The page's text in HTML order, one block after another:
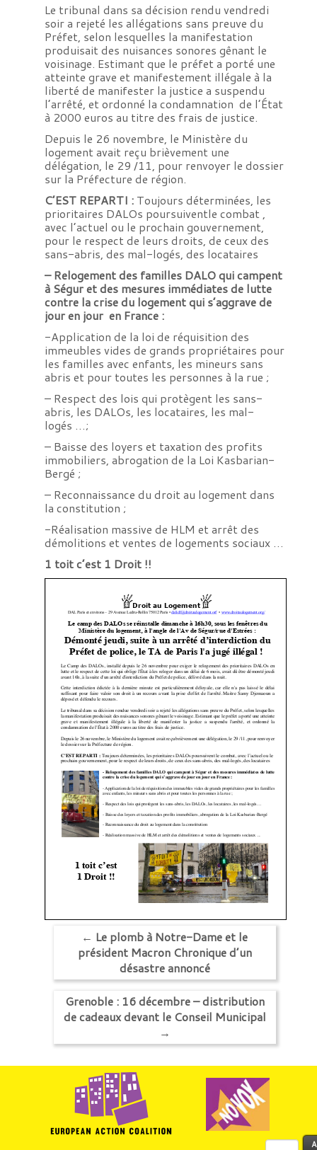
Le tribunal dans sa décision rendu vendredi
soir a rejeté les allégations sans preuve du
Préfet, selon lesquelles la manifestation
produisait des nuisances sonores gênant le
voisinage. Estimant que le préfet a porté une
atteinte grave et manifestement illégale à la
liberté de manifester la justice a suspendu
l’arrêté, et ordonné la condamnation de l’État
à 2000 euros au titre des frais de justice.
Depuis le 26 novembre, le Ministère du
logement avait reçu brièvement une
délégation, le 29 /11, pour renvoyer le dossier
sur la Préfecture de région.
C’EST REPARTI :Toujours déterminées, les
prioritaires DALOs poursuiventle combat ,
avec l’actuel ou le prochain gouvernement,
pour le respect de leurs droits, de ceux des
sans-abris, des mal-logés, des locataires
– Relogement des familles DALO qui campent
à Ségur et des mesures immédiates de lutte
contre la crise du logement qui s’aggrave de
jour en jour en France :
-Application de la loi de réquisition des
immeubles vides de grands propriétaires pour
les familles avec enfants, les mineurs sans
abris et pour toutes les personnes à la rue ;
– Respect des lois qui protègent les sans-
abris, les DALOs, les locataires, les mal-
logés …;
– Baisse des loyers et taxation des profits
immobiliers, abrogation de la Loi Kasbarian-
Bergé ;
– Reconnaissance du droit au logement dans
la constitution ;
-Réalisation massive de HLM et arrêt des
démolitions et ventes de logements sociaux …
1 toit c’est 1 Droit !!
← Le plomb à Notre-Dame et le
président Macron Chronique d’un
désastre annoncé
Grenoble : 16 décembre – distribution
de cadeaux devant le Conseil Municipal
→
Rechercher :